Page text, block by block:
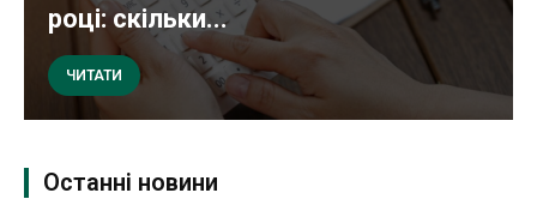
році: скільки...
ЧИТАТИ
Останні новини